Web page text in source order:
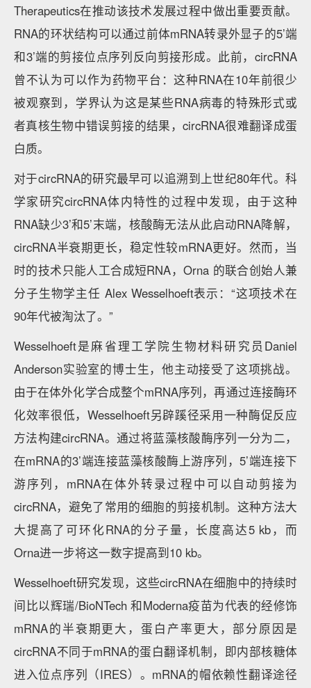
Therapeutics在推动该技术发展过程中做出重要贡献。
RNA的环状结构可以通过前体mRNA转录外显子的5’端
和3’端的剪接位点序列反向剪接形成。此前，circRNA
曾不认为可以作为药物平台：这种RNA在10年前很少
被观察到，学界认为这是某些RNA病毒的特殊形式或
者真核生物中错误剪接的结果，circRNA很难翻译成蛋
白质。
对于circRNA的研究最早可以追溯到上世纪80年代。科
学家研究circRNA体内特性的过程中发现，由于这种
RNA缺少3’和5’末端，核酸酶无法从此启动RNA降解，
circRNA半衰期更长，稳定性较mRNA更好。然而，当
时的技术只能人工合成短RNA，Orna 的联合创始人兼
分子生物学主任 Alex Wesselhoeft表示：“这项技术在
90年代被淘汰了。”
Wesselhoeft是麻省理工学院生物材料研究员Daniel
Anderson实验室的博士生，他主动接受了这项挑战。
由于在体外化学合成整个mRNA序列，再通过连接酶环
化效率很低，Wesselhoeft另辟蹊径采用一种酶促反应
方法构建circRNA。通过将蓝藻核酸酶序列一分为二，
在mRNA的3’端连接蓝藻核酸酶上游序列，5’端连接下
游序列，mRNA在体外转录过程中可以自动剪接为
circRNA，避免了常用的细胞的剪接机制。这种方法大
大提高了可环化RNA的分子量，长度高达5 kb，而
Orna进一步将这一数字提高到10 kb。
Wesselhoeft研究发现，这些circRNA在细胞中的持续时
间比以辉瑞/BioNTech 和Moderna疫苗为代表的经修饰
mRNA的半衰期更大，蛋白产率更大，部分原因是
circRNA不同于mRNA的蛋白翻译机制，即内部核糖体
进入位点序列（IRES）。mRNA的帽依赖性翻译途径